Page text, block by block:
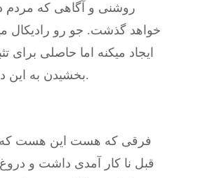
روشنی و آگاهی‌ که مردم
خواهد گذشت. جو رو رادیکال
ایجاد میکنه اما حاصلی برای
بخشیدن به این دولت نخواهد داشت.
فرقی‌ که هست این هست که
قبل نا کار آمدی داشت و